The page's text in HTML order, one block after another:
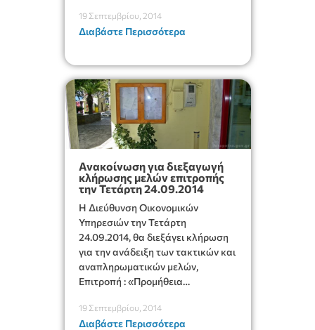
της ημερήσιας διάταξης.
19 Σεπτεμβρίου, 2014
Διαβάστε Περισσότερα
Ανακοίνωση για διεξαγωγή
κλήρωσης μελών επιτροπής
την Τετάρτη 24.09.2014
Η Διεύθυνση Οικονομικών
Υπηρεσιών την Τετάρτη
24.09.2014, θα διεξάγει κλήρωση
για την ανάδειξη των τακτικών και
αναπληρωματικών μελών,
Επιτροπή : «Προμήθεια
αεροθαλάμων....».
19 Σεπτεμβρίου, 2014
Διαβάστε Περισσότερα